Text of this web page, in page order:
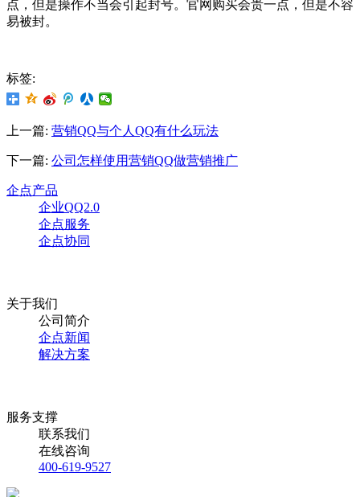
点，但是操作不当会引起封号。官网购买会贵一点，但是不容
易被封。
标签:
上一篇: 营销QQ与个人QQ有什么玩法
下一篇: 公司怎样使用营销QQ做营销推广
企点产品
企业QQ2.0
企点服务
企点协同
关于我们
公司简介
企点新闻
解决方案
服务支撑
联系我们
在线咨询
400-619-9527